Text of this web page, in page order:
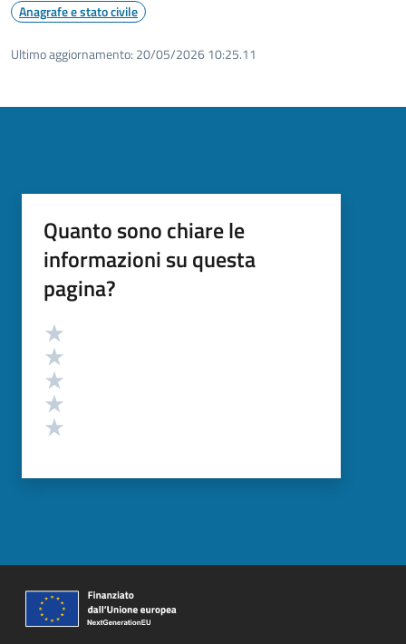
Anagrafe e stato civile
Ultimo aggiornamento: 20/05/2026 10:25.11
Quanto sono chiare le
informazioni su questa
pagina?
Valutazione